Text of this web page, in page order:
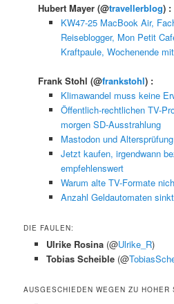
Hubert Mayer(@travellerblog) :
KW47-25 MacBook Air,
Reiseblogger, Mon Petit
Kraftpaule, Wochenende
Frank Stohl(@frankstohl) :
Klimawandel muss keine
Öffentlich-rechtlichen TV-
morgen SD-Ausstrahlung
Mastodon und Altersprüfung
Jetzt kaufen, irgendwann
empfehlenswert
Warum alte TV-Formate
Anzahl Geldautomaten
DIE FAULEN:
Ulrike Rosina (@Ulrike_R)
Tobias Scheible (@
AUSGESCHIEDEN WEGEN ZU HOHER